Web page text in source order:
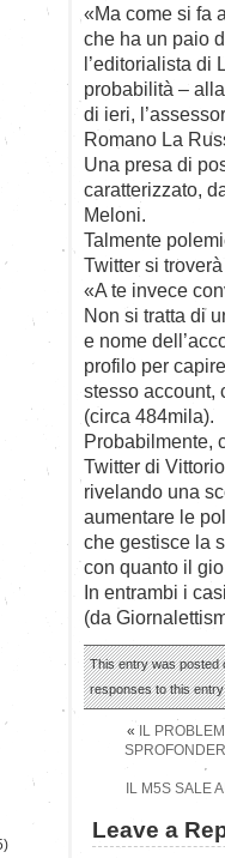
«Ma come si fa
che ha un paio
l’editorialista di
probabilità –
di ieri,
Romano La
Una presa di
caratterizzato,
Meloni.
Talmente
Twitter si
«A te invece
Non si tratta di
e nome
profilo per
stesso account,
(circa 484mila).
Probabilmente,
Twitter di
rivelando una
aumentare le
che gestisce la
con quanto il
In entrambi i
(da
This entry was posted
responses to this
«
IL
IL M5S SALE
Leave a